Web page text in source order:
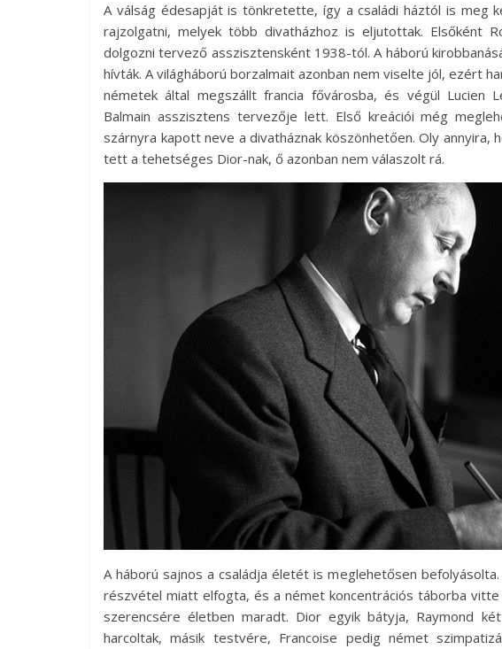
A válság édesapját is tönkretette, így a családi háztól is meg
rajzolgatni, melyek több divatházhoz is eljutottak. Elsőként
dolgozni tervező asszisztensként 1938-tól. A háború
hívták. A világháború borzalmait azonban nem viselte jól, ezért
németek által megszállt francia fővárosba, és végül Lucien
Balmain asszisztens tervezője lett. Első kreációi még
szárnyra kapott neve a divatháznak köszönhetően. Oly
tett a tehetséges Dior-nak, ő azonban nem válaszolt rá.
A háború sajnos a családja életét is meglehetősen
részvétel miatt elfogta, és a német koncentrációs táborba
szerencsére életben maradt. Dior egyik bátyja, Raymond
harcoltak, másik testvére, Francoise pedig német